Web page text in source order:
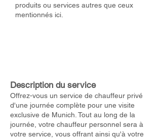
produits ou services autres que ceux
mentionnés ici.
Description du service
Offrez-vous un service de chauffeur privé
d'une journée complète pour une visite
exclusive de Munich. Tout au long de la
journée, votre chauffeur personnel sera à
votre service, vous offrant ainsi qu'à votre